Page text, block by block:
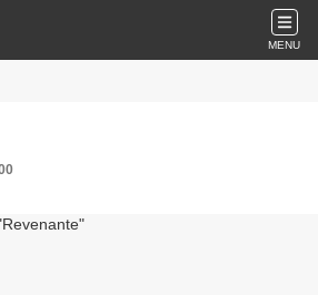
MENU